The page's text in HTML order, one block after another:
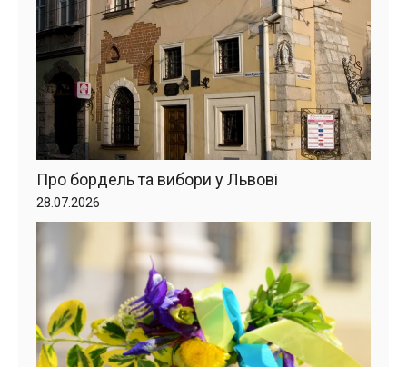
Про бордель та вибори у Львові
28.07.2026